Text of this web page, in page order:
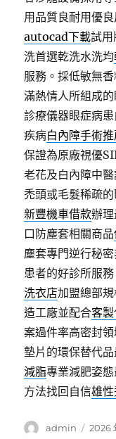
用品質良耐用優
autocad下載試
洗首選乾洗水洗均
服務。採低敏無
滿熱情人所組成
診療儀器眼症病
疾病白內障手術
保證為原廠視優
老花及白內障中
禿頭或毛髮稀疏
新豐機車借款辦
口防塵套相關商品
塵套專門逆行秘
患者的好診所服
洗衣店加盟總部
造工廠並配合客
案過件率高密封
墊片的環保替代
減脂專業減肥姿
方法找回自信雄
作
admin
發
2026